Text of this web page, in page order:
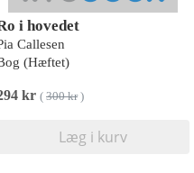
i hovedet
Callesen
(Hæftet)
kr ( 300 kr)
Læg i kurv